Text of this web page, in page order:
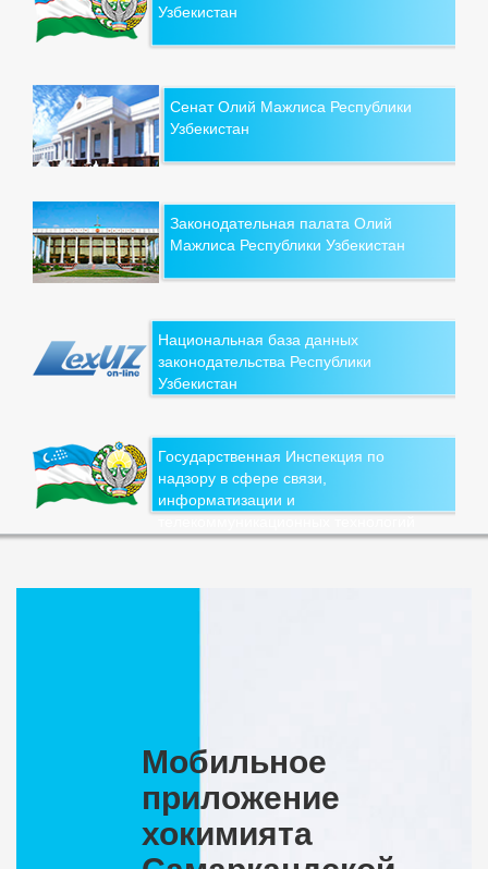
Узбекистан
Сенат Олий Мажлиса Республики
Узбекистан
Законодательная палата Олий
Мажлиса Республики Узбекистан
Национальная база данных
законодательства Республики
Узбекистан
Государственная Инспекция по
надзору в сфере связи,
информатизации и
Мобильное
приложение
хокимията